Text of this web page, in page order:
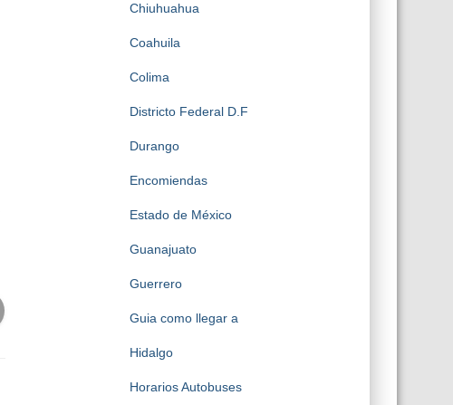
Chiuhuahua
Coahuila
Colima
Districto Federal D.F
Durango
Encomiendas
Estado de México
Guanajuato
Guerrero
Guia como llegar a
Hidalgo
Horarios Autobuses